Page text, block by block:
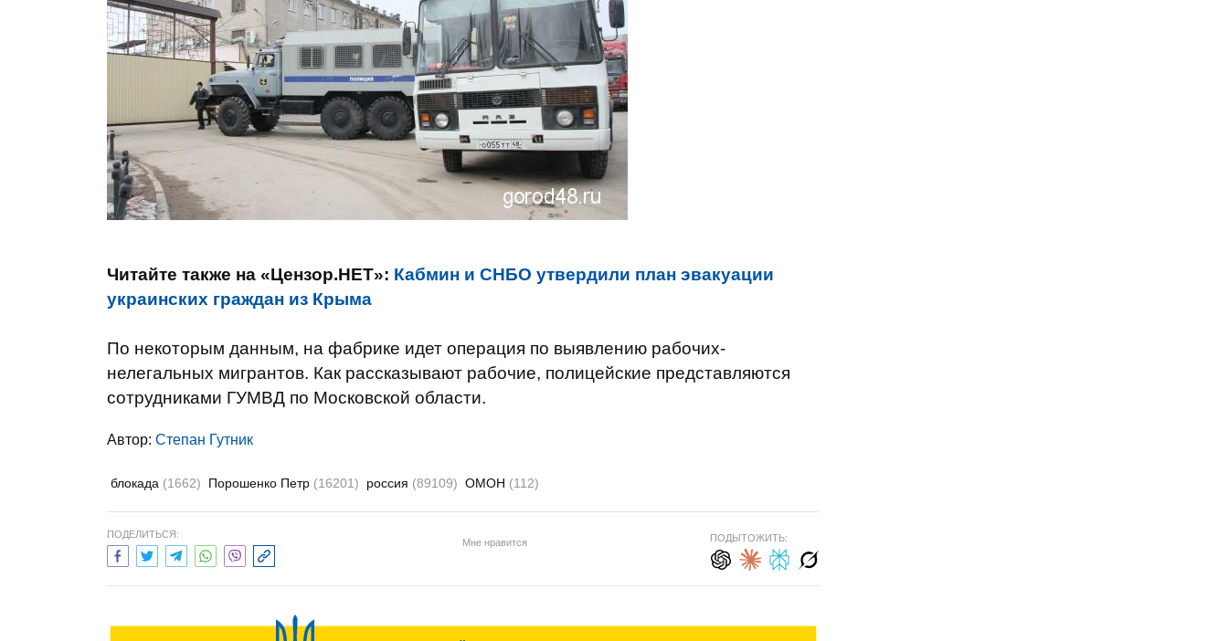
Читайте также на «Цензор.НЕТ»: Кабмин и СНБО утвердили план эвакуации
украинских граждан из Крыма
По некоторым данным, на фабрике идет операция по выявлению рабочих-
нелегальных мигрантов. Как рассказывают рабочие, полицейские представляются
сотрудниками ГУМВД по Московской области.
Автор: Степан Гутник
блокада (1662) Порошенко Петр (16201) россия (89109) ОМОН (112)
ПОДЕЛИТЬСЯ:
Мне нравится ПОДЫТОЖИТЬ: